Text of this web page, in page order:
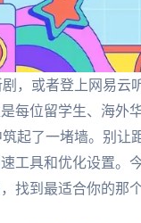
，或者登上网易云
每位留学生、海外
起了一堵墙。别让
工具和优化设置。
找到最适合你的那